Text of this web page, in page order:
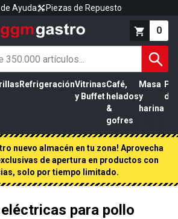
Ayuda Piezas de Repuesto
0
RefrigeraciónVitrinas
y Buffet
Café,
helados
&
gofres
Masa
y
harina
de
nuevo almacén en tu zona! Aprovecha
de apertura en productos con
solo por tiempo limitado.
para pollo